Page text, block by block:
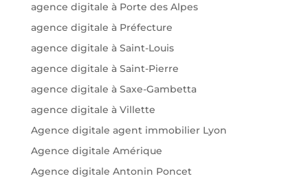
agence digitale à Porte des Alpes
agence digitale à Préfecture
agence digitale à Saint-Louis
agence digitale à Saint-Pierre
agence digitale à Saxe-Gambetta
agence digitale à Villette
Agence digitale agent immobilier Lyon
Agence digitale Amérique
Agence digitale Antonin Poncet